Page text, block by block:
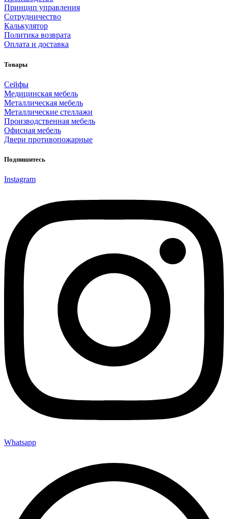
Принцип управления
Сотрудничество
Калькулятор
Политика возврата
Оплата и доставка
Товары
Cейфы
Медицинская мебель
Металлическая мебель
Металлические стеллажи
Производственная мебель
Офисная мебель
Двери противопожарные
Подпишитесь
Instagram
Whatsapp